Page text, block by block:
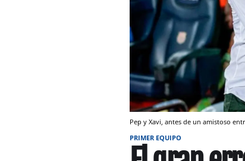
Pep y Xavi, antes de un amistoso
PRIMER EQUIPO